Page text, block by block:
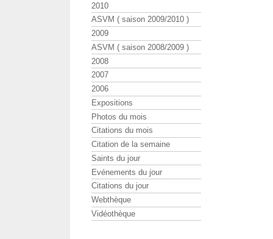
2010
ASVM ( saison 2009/2010 )
2009
ASVM ( saison 2008/2009 )
2008
2007
2006
Expositions
Photos du mois
Citations du mois
Citation de la semaine
Saints du jour
Evénements du jour
Citations du jour
Webthèque
Vidéothèque